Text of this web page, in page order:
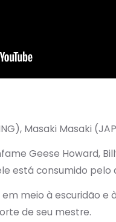
Masaki Masaki
Geese Howard,
está consumido
meio à escuridão e
de seu mestre.